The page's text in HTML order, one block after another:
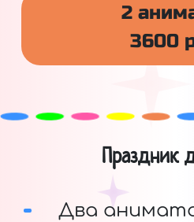
2
3600
Праздник
Два